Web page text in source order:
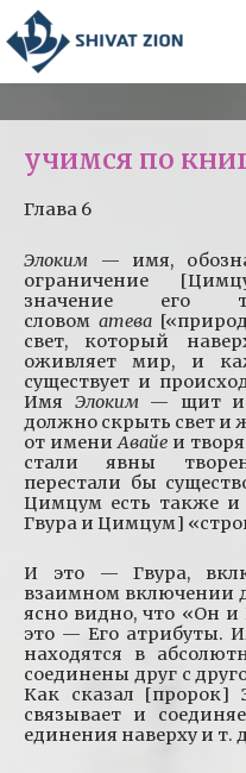
учимся по
Глава 6
Элоким — имя,
ограничение
значение его
словоматева
свет, который
оживляет мир, и
существует и
Имя Элоким— щит и
должно скрыть свет и
от имениАвайе и
стали явны
перестали бы
Цимцум есть также и
Гвура и Цимцум]
И это — Гвура,
взаимном включении
ясно видно, что «Он
это — Его атрибуты.
находятся в
соединены друг с
Как сказал
связывает и
единения наверху и т.